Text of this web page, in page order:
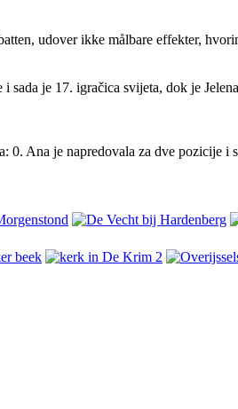
udover ikke målbare effekter,
je 17. igračica svijeta, dok je
Ana je napredovala za dve pozicije i